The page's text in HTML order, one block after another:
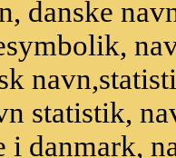
danske
statistik,
i danmark,